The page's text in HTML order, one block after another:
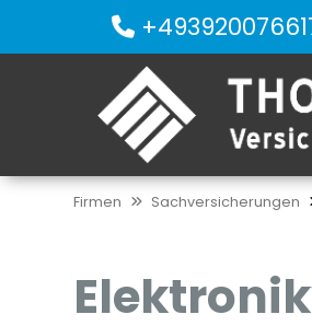
Firmen Sachversicherungen